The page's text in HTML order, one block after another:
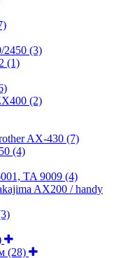
2450 (3)
(1)
(2)
AX-430 (7)
(4)
TA 9009 (4)
AX200 / handy
(28)